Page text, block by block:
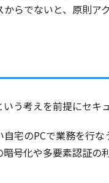
らでないと、原則ア
いう考えを前提にセキ
宅のPCで業務を行
号化や多要素認証